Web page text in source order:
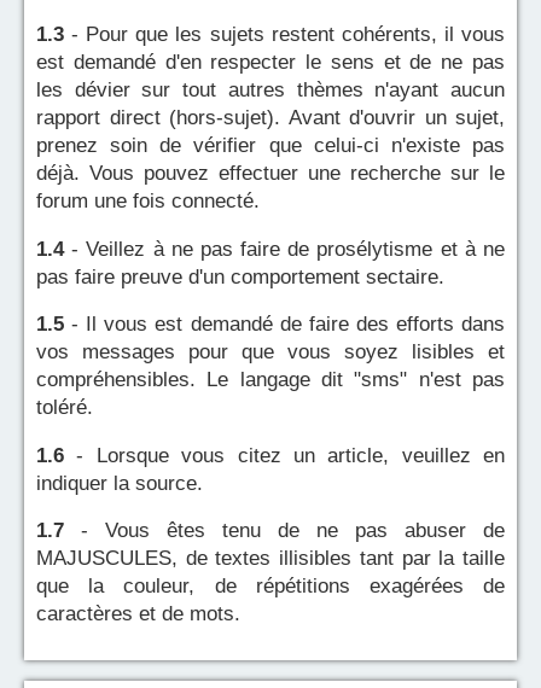
1.3 - Pour que les sujets restent cohérents, il vous
est demandé d'en respecter le sens et de ne pas
les dévier sur tout autres thèmes n'ayant aucun
rapport direct (hors-sujet). Avant d'ouvrir un sujet,
prenez soin de vérifier que celui-ci n'existe pas
déjà. Vous pouvez effectuer une recherche sur le
forum une fois connecté.
1.4- Veillez à ne pas faire de prosélytisme et à ne
pas faire preuve d'un comportement sectaire.
1.5 - Il vous est demandé de faire des efforts dans
vos messages pour que vous soyez lisibles et
compréhensibles. Le langage dit "sms" n'est pas
toléré.
1.6 - Lorsque vous citez un article, veuillez en
indiquer la source.
1.7 - Vous êtes tenu de ne pas abuser de
MAJUSCULES, de textes illisibles tant par la taille
que la couleur, de répétitions exagérées de
caractères et de mots.